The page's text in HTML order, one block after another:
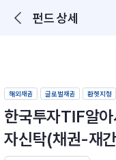
펀드 상세
해외채권 글로벌채권 환헷지형
한국투자TIF알
자신탁(채권-재